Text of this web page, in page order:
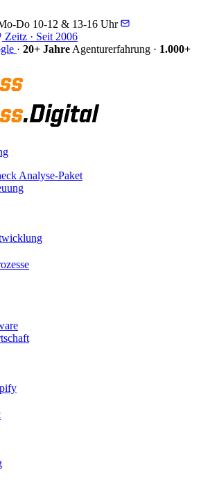
Do 10-12 & 13-16 Uhr
Zeitz · Seit 2006
· 20+ Jahre Agenturerfahrung · 1.000+
Analyse-Paket